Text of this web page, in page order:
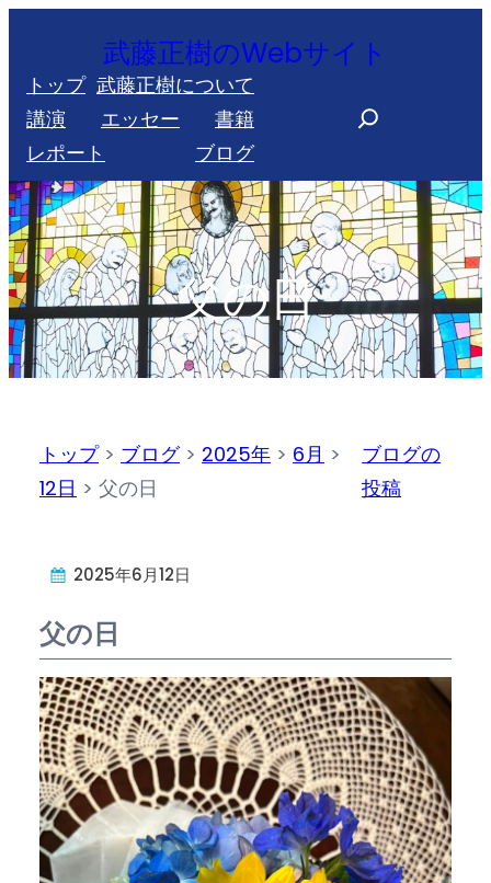
を
ス
キ
ッ
プ
武藤正樹のWebサイト
トップ 武藤正樹について
講演
エッセー
書籍
レポート
ブログ
r
c
h
父の日
トップ> ブログ> 2025年 > 6月 >
12日 > 父の日
ブログの
投稿
2025年6月12日
父の日